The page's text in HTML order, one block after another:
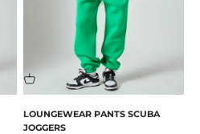
LOUNGEWEAR PANTS SCUBA
JOGGERS